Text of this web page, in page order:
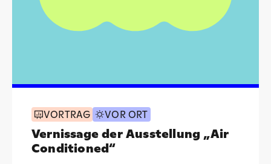
VORTRAG VOR ORT
Vernissage der Ausstellung „Air
Conditioned“